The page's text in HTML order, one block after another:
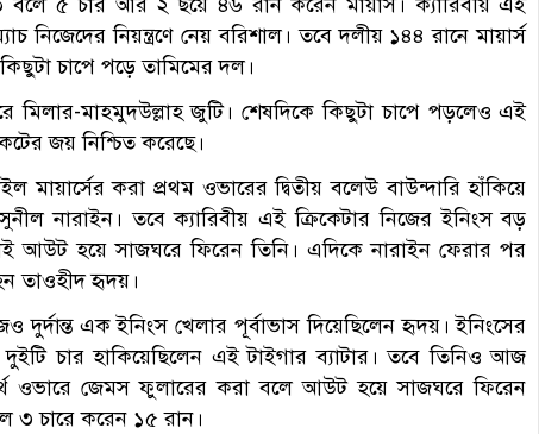
৫ চার আর ২ ছয়ে ৪৬ রান করেন মায়ার্স। ক্যারিবীয় এই
নিজেদের নিয়ন্ত্রণে নেয় বরিশাল। তবে দলীয় ১৪৪ রানে মায়ার্স
চাপে পড়ে তামিমের দল।
মিলার-মাহমুদউল্লাহ জুটি। শেষদিকে কিছুটা চাপে পড়লেও এই
জয় নিশ্চিত করেছে।
করা প্রথম ওভারের দ্বিতীয় বলেউ বাউন্দারি হাঁকিয়ে
নারাইন। তবে ক্যারিবীয় এই ক্রিকেটার নিজের ইনিংস বড়
আউট হয়ে সাজঘরে ফিরেন তিনি। এদিকে নারাইন ফেরার পর
তাওহীদ হৃদয়।
দুর্দান্ত এক ইনিংস খেলার পূর্বাভাস দিয়েছিলেন হৃদয়। ইনিংসের
চার হাকিয়েছিলেন এই টাইগার ব্যাটার। তবে তিনিও আজ
ওভারে জেমস ফুলারের করা বলে আউট হয়ে সাজঘরে ফিরেন
৩ চারে করেন ১৫ রান।